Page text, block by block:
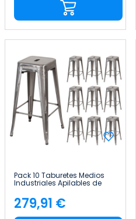
Pack 10 Taburetes Medios
Industriales Apilables de
Acero 43x43x76cm Thinia
Home
Precio
279,91 €